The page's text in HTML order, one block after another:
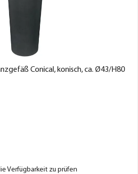
Conical, konisch, ca. Ø43/H80
Verfügbarkeit zu prüfen